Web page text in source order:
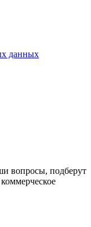
данных
вопросы, подберут